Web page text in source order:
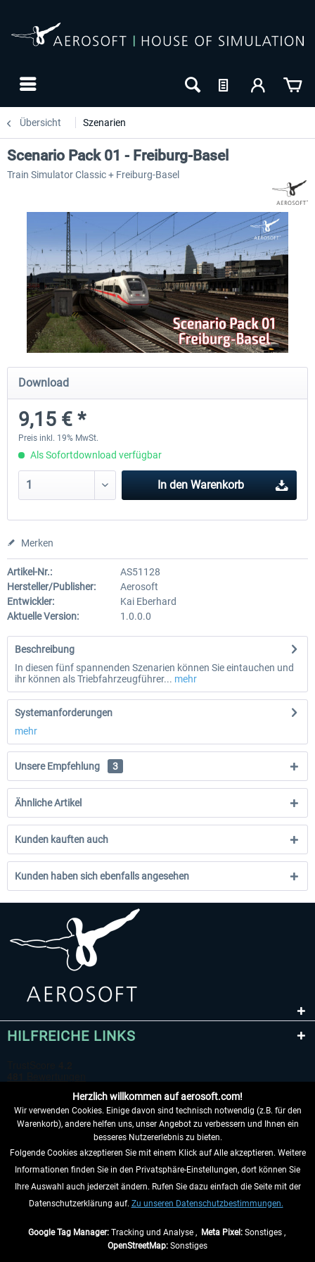
Übersicht Szenarien
Just Trains - U-Bahn Hamburg U1 &
39,62 € *
Railworks Szenario-Pack
Scenario Pack 01 - Freiburg-Basel
Train Simulator Classic + Freiburg-Basel
Download
9,15 € *
Preis inkl. 19% MwSt.
Als Sofortdownload verfügbar
In den Warenkorb
Merken
Artikel-Nr.:
AS51128
Hersteller/Publisher:
Aerosoft
Entwickler:
Kai Eberhard
Aktuelle Version:
1.0.0.0
Beschreibung
In diesen fünf spannenden Szenarien können Sie eintauchen und
ihr können als Triebfahrzeugführer... mehr
Systemanforderungen
mehr
Unsere Empfehlung 3
Ähnliche Artikel
Kunden kauften auch
Kunden haben sich ebenfalls angesehen
HILFREICHE LINKS
VERTRAG WIDERRUFEN
INFORMATIONEN
Herzlich willkommen auf aerosoft.com!
Wir verwenden Cookies. Einige davon sind technisch notwendig (z.B. für den
Warenkorb), andere helfen uns, unser Angebot zu verbessern und Ihnen ein
besseres Nutzererlebnis zu bieten.
Folgende Cookies akzeptieren Sie mit einem Klick auf Alle akzeptieren. Weitere
Informationen finden Sie in den Privatsphäre-Einstellungen, dort können Sie
Ihre Auswahl auch jederzeit ändern. Rufen Sie dazu einfach die Seite mit der
Datenschutzerklärung auf. Zu unseren Datenschutzbestimmungen.
Google Tag Manager:Tracking und Analyse , Meta Pixel:Sonstiges ,
OpenStreetMap: Sonstiges